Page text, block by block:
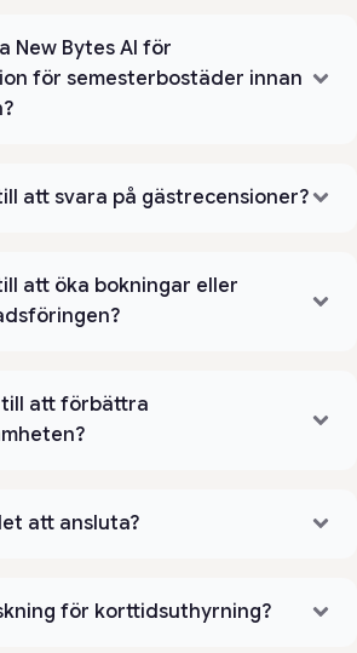
New Bytes AI för
för semesterbostäder innan
att svara på gästrecensioner?
att öka bokningar eller
till att förbättra
att ansluta?
för korttidsuthyrning?